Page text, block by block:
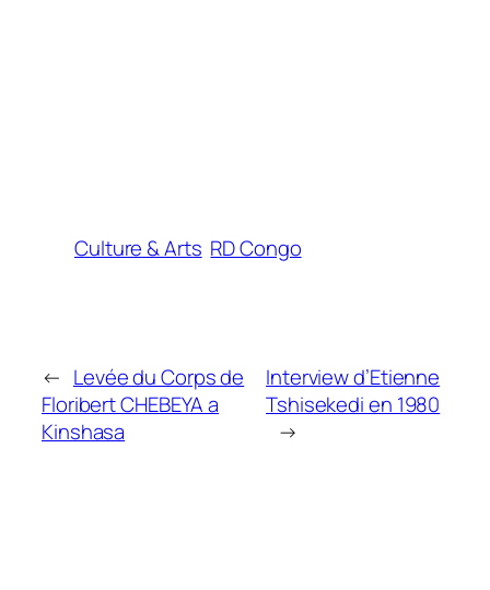
Culture & Arts RD Congo
← Levée du Corps de
Floribert CHEBEYA a
Kinshasa
Interview d’Etienne
Tshisekedi en 1980
→